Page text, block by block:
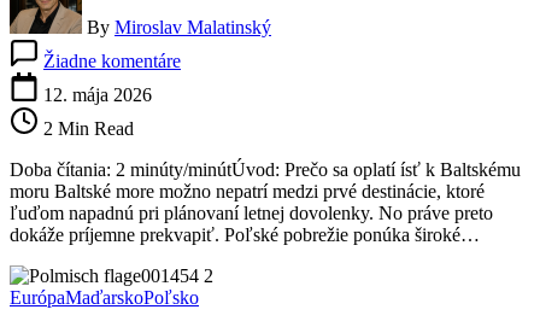
By Miroslav Malatinský
Žiadne komentáreVýlet
pobrežie,
ktoré
ťa
prekvapí
svojimi
plážami
12. mája 2026
2 Min Read
Doba čítania: 2 minúty/minútÚvod: Prečo sa oplatí ísť k Baltskému
moru Baltské more možno nepatrí medzi prvé destinácie, ktoré
ľuďom napadnú pri plánovaní letnej dovolenky. No práve preto
dokáže príjemne prekvapiť. Poľské pobrežie ponúka široké…
EurópaMaďarskoPoľsko